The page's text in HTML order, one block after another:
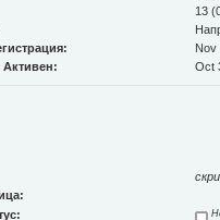
13
Nov
Oct